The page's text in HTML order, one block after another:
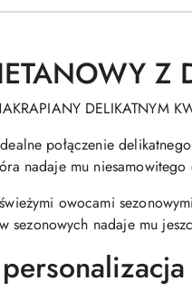
Z
DELIKATNYM
połączenie
nadaje mu niesamowitego
owocami
sezonowych nadaje mu